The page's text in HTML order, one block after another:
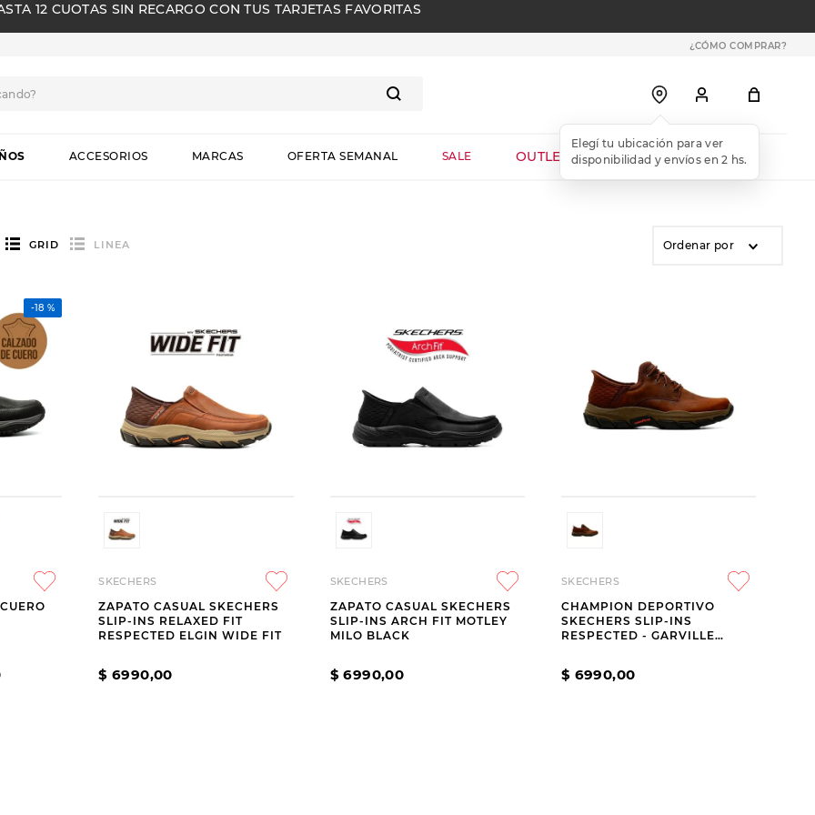
12 CUOTAS SIN RECARGO CON TUS TARJETAS FAVORITAS
¿CÓMO COMPRAR?
ACCESORIOS MARCAS OFERTA SEMANAL SALE OUTLET WEB
GRID LINEA Ordenar por
-18 %
SKECHERS
ZAPATO CASUAL SKECHERS
SLIP-INS RELAXED FIT
RESPECTED ELGIN WIDE FIT
$ 6990,00
SKECHERS
ZAPATO CASUAL SKECHERS
SLIP-INS ARCH FIT MOTLEY
MILO BLACK
$ 6990,00
SKECHERS
CHAMPION DEPORTIVO
SKECHERS SLIP-INS
RESPECTED - GARVILLE
$ 6990,00